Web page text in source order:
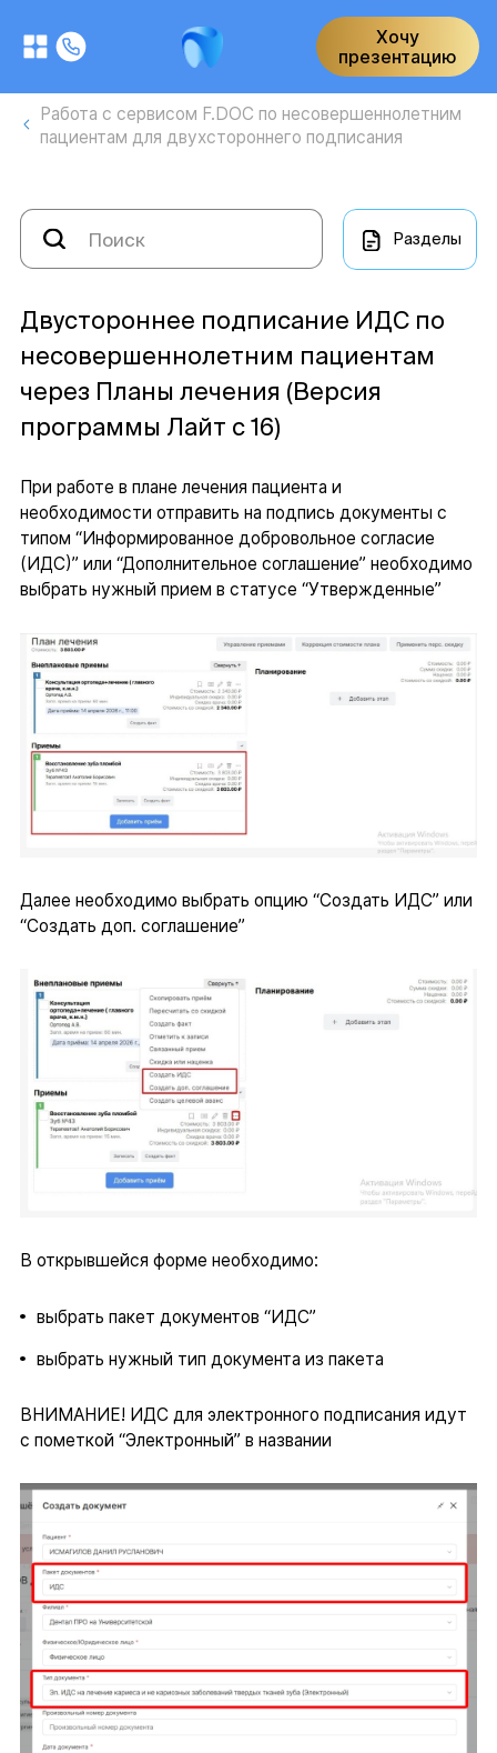
Хочу
презентацию
Работа с сервисом F.DOC по несовершеннолетним
пациентам для двухстороннего подписания
Разделы
Двустороннее подписание ИДС по
несовершеннолетним пациентам
через Планы лечения (Версия
программы Лайт с 16)
При работе в плане лечения пациента и
необходимости отправить на подпись документы с
типом “Информированное добровольное согласие
(ИДС)” или “Дополнительное соглашение” необходимо
выбрать нужный прием в статусе “Утвержденные”
Далее необходимо выбрать опцию “Создать ИДС” или
“Создать доп. соглашение”
В открывшейся форме необходимо:
выбрать пакет документов “ИДС”
выбрать нужный тип документа из пакета
ВНИМАНИЕ! ИДС для электронного подписания идут
с пометкой “Электронный” в названии